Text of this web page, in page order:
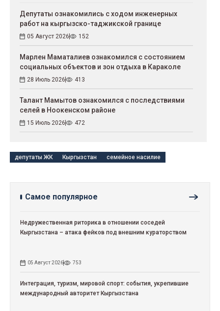
Депутаты ознакомились с ходом инженерных
работ на кыргызско-таджикской границе
05 Август 2026 152
Марлен Маматалиев ознакомился с состоянием
социальных объектов и зон отдыха в Караколе
28 Июль 2026 413
Талант Мамытов ознакомился с последствиями
селей в Ноокенском районе
15 Июль 2026 472
депутаты ЖК Кыргызстан семейное насилие
Самое популярное
Недружественная риторика в отношении соседей
Кыргызстана – атака фейков под внешним кураторством
05 Август 2026 753
Интеграция, туризм, мировой спорт: события, укрепившие
международный авторитет Кыргызстана